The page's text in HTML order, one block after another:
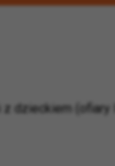
dzieckiem (ofiary II